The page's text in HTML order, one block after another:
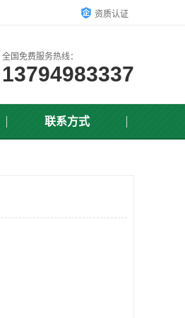
资质认证
全国免费服务热线：
13794983337
联系方式